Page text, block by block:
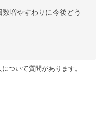
増やすわりに今後どう
ついて質問があります。